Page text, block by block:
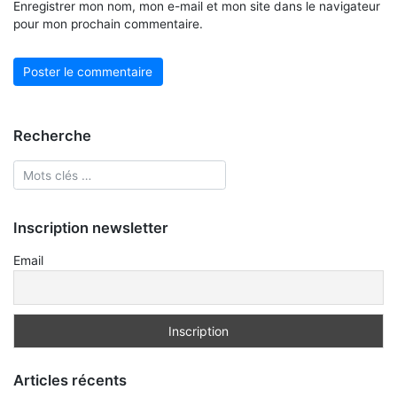
Enregistrer mon nom, mon e-mail et mon site dans le navigateur
pour mon prochain commentaire.
Recherche
Inscription newsletter
Email
Articles récents